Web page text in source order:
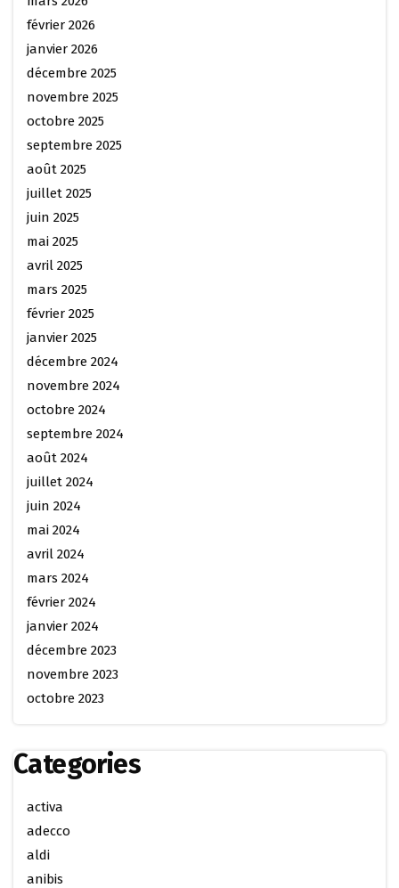
février 2026
janvier 2026
décembre 2025
novembre 2025
octobre 2025
septembre 2025
août 2025
juillet 2025
juin 2025
mai 2025
avril 2025
mars 2025
février 2025
janvier 2025
décembre 2024
novembre 2024
octobre 2024
septembre 2024
août 2024
juillet 2024
juin 2024
mai 2024
avril 2024
mars 2024
février 2024
janvier 2024
décembre 2023
novembre 2023
octobre 2023
Categories
activa
adecco
aldi
anibis